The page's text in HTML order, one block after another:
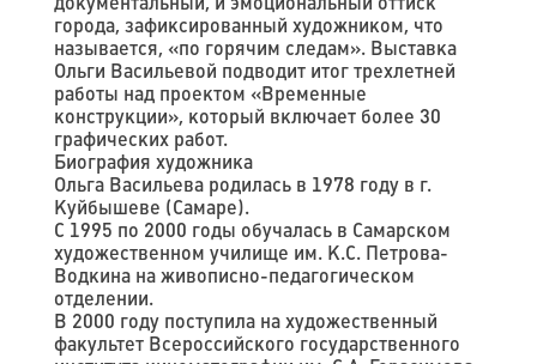
города, зафиксированный художником, что
называется, «по горячим следам». Выставка
Ольги Васильевой подводит итог трехлетней
работы над проектом «Временные
конструкции», который включает более 30
графических работ.
Биография художника
Ольга Васильева родилась в 1978 году в г.
Куйбышеве (Самаре).
С 1995 по 2000 годы обучалась в Самарском
художественном училище им. К.С. Петрова-
Водкина на живописно-педагогическом
отделении.
В 2000 году поступила на художественный
факультет Всероссийского государственного